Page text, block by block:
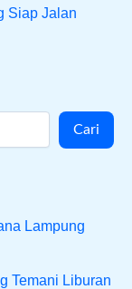
Siap Jalan
Cari
Lampung
Temani Liburan